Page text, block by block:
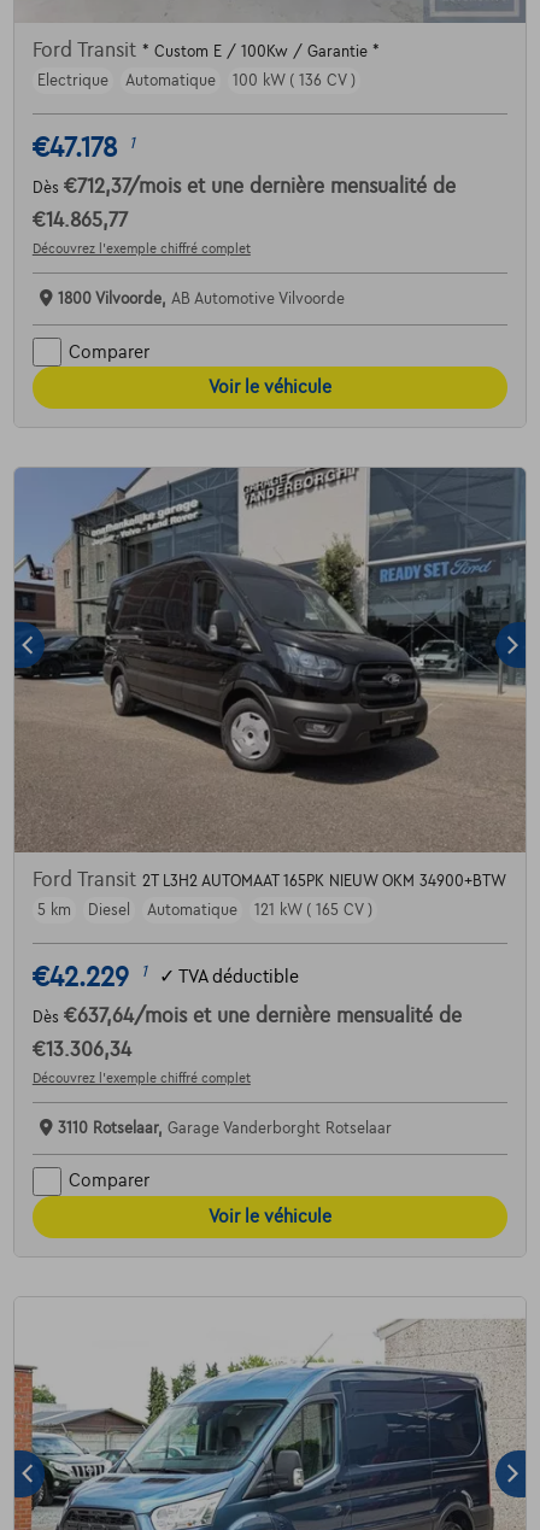
Ford Transit * Custom E / 100Kw / Garantie *
Electrique
Automatique 100 kW ( 136 CV )
€47.178 1
Dès €712,37/mois et une dernière mensualité de
€14.865,77
Découvrez l’exemple chiffré complet
1800 Vilvoorde, AB Automotive Vilvoorde
Comparer
Voir le véhicule
Ford Transit 2T L3H2 AUTOMAAT 165PK NIEUW OKM 34900+BTW
5 km
Diesel Automatique 121 kW ( 165 CV )
€42.229 1 ✓ TVA déductible
Dès €637,64/mois et une dernière mensualité de
€13.306,34
Découvrez l’exemple chiffré complet
3110 Rotselaar, Garage Vanderborght Rotselaar
Comparer
Voir le véhicule